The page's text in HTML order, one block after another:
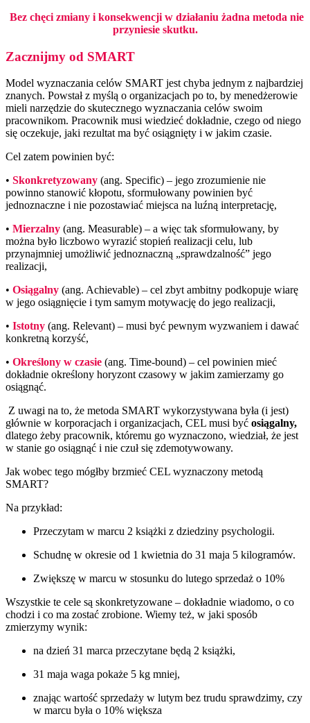
Bez chęci zmiany i konsekwencji w działaniu żadna metoda nie
przyniesie skutku.
Zacznijmy od SMART
Model wyznaczania celów SMART jest chyba jednym z najbardziej
znanych. Powstał z myślą o organizacjach po to, by menedżerowie
mieli narzędzie do skutecznego wyznaczania celów swoim
pracownikom. Pracownik musi wiedzieć dokładnie, czego od niego
się oczekuje, jaki rezultat ma być osiągnięty i w jakim czasie.
Cel zatem powinien być:
• Skonkretyzowany (ang. Specific) – jego zrozumienie nie
powinno stanowić kłopotu, sformułowany powinien być
jednoznaczne i nie pozostawiać miejsca na luźną interpretację,
• Mierzalny (ang. Measurable) – a więc tak sformułowany, by
można było liczbowo wyrazić stopień realizacji celu, lub
przynajmniej umożliwić jednoznaczną „sprawdzalność” jego
realizacji,
• Osiągalny (ang. Achievable) – cel zbyt ambitny podkopuje wiarę
w jego osiągnięcie i tym samym motywację do jego realizacji,
• Istotny (ang. Relevant) – musi być pewnym wyzwaniem i dawać
konkretną korzyść,
• Określony w czasie (ang. Time-bound) – cel powinien mieć
dokładnie określony horyzont czasowy w jakim zamierzamy go
osiągnąć.
Z uwagi na to, że metoda SMART wykorzystywana była (i jest)
głównie w korporacjach i organizacjach, CEL musi być osiągalny,
dlatego żeby pracownik, któremu go wyznaczono, wiedział, że jest
w stanie go osiągnąć i nie czuł się zdemotywowany.
Jak wobec tego mógłby brzmieć CEL wyznaczony metodą
SMART?
Na przykład:
Przeczytam w marcu 2 książki z dziedziny psychologii.
Schudnę w okresie od 1 kwietnia do 31 maja 5 kilogramów.
Zwiększę w marcu w stosunku do lutego sprzedaż o 10%
Wszystkie te cele są skonkretyzowane – dokładnie wiadomo, o co
chodzi i co ma zostać zrobione. Wiemy też, w jaki sposób
zmierzymy wynik:
na dzień 31 marca przeczytane będą 2 książki,
31 maja waga pokaże 5 kg mniej,
znając wartość sprzedaży w lutym bez trudu sprawdzimy, czy
w marcu była o 10% większa